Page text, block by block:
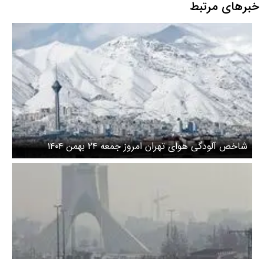
خبرهای مرتبط
شاخص آلودگی هوای تهران امروز جمعه ۲۴ بهمن ۱۴۰۴